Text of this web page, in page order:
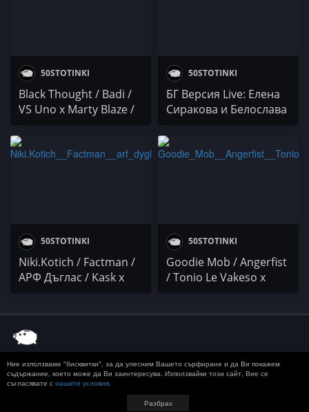
50STOTINKI
Black Thought / Badi /
VS Uno x Marty Blaze /
Grannis
50STOTINKI
БГ Версия Live: Елена
Сиракова и Белослава
50STOTINKI
Niki.Kotich / Factman /
АРФ Дъглас / Kask x
50STOTINKI
Goodie Mob / Angerfist
/ Tonio Le Vakeso x
© 2020 50 STOTINKI КОНТАКТ
ЗА РЕКЛАМА
ДОСТАВКА, ЗАПЛАЩАНЕ И ВРЪЩАНЕ
Ние използваме "бисквитки", за да улесним Вашето сърфиране и да Ви покажем
съдържание, което може да Ви заинтересува. Използвайки този сайт, Вие се
съгласявате с нашите условия.
Разбрах